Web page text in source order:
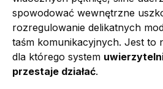
spowodować wewnętrzne
rozregulowanie delikatnych
taśm komunikacyjnych. Jest to
dla którego system
przestaje działać.